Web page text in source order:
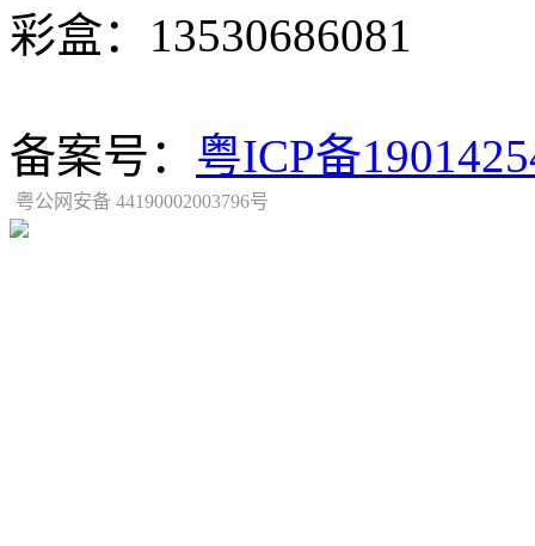
彩盒：13530686081
备案号： 粤ICP备
粤公网安备 44190002003796号